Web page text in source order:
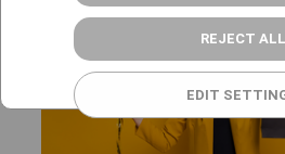
REGÍSTRATE GRATIS REJECT ALL
EDIT